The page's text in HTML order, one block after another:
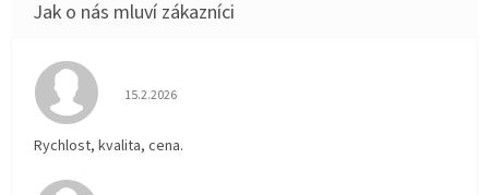
Hodnocení obchodu je 5 z 5 hvězdiček.
15.2.2026
Rychlost, kvalita, cena.